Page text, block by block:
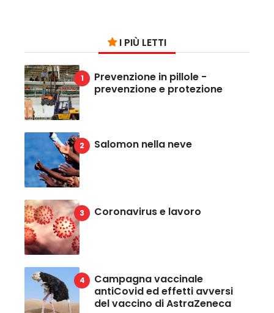
I PIÙ LETTI
Prevenzione in pillole -
prevenzione e protezione
Salomon nella neve
Coronavirus e lavoro
Campagna vaccinale
antiCovid ed effetti avversi
del vaccino di AstraZeneca